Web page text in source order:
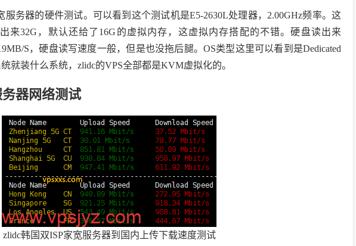
服务器的硬件测试。可以看到这个测试机是E5-2630L处理器，2.00GHz频率。这
来32G，默认还给了16G的虚拟内存，这虚拟内存搭配的不错。硬盘读出来
S，硬盘读写速度一般，但是也没拖后腿。OS类型这里可以看到是Dedicated
就装什么系统，zlidc的VPS全部都是KVM虚拟化的。
器网络测试
zlidc韩国双ISP家宽服务器到国内上传下载速度测试